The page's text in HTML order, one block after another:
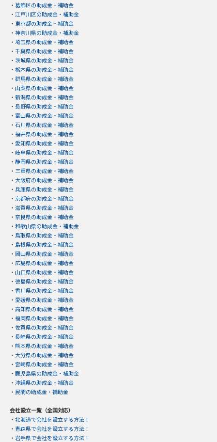
・ 葛飾区の助成金・補助金
・ 江戸川区の助成金・補助金
・ 東京都の助成金・補助金
・ 神奈川県の助成金・補助金
・ 埼玉県の助成金・補助金
・ 千葉県の助成金・補助金
・ 茨城県の助成金・補助金
・ 栃木県の助成金・補助金
・ 群馬県の助成金・補助金
・ 山梨県の助成金・補助金
・ 新潟県の助成金・補助金
・ 長野県の助成金・補助金
・ 富山県の助成金・補助金
・ 石川県の助成金・補助金
・ 福井県の助成金・補助金
・ 愛知県の助成金・補助金
・ 岐阜県の助成金・補助金
・ 静岡県の助成金・補助金
・ 三重県の助成金・補助金
・ 大阪府の助成金・補助金
・ 兵庫県の助成金・補助金
・ 京都府の助成金・補助金
・ 滋賀県の助成金・補助金
・ 奈良県の助成金・補助金
・ 和歌山県の助成金・補助金
・ 鳥取県の助成金・補助金
・ 島根県の助成金・補助金
・ 岡山県の助成金・補助金
・ 広島県の助成金・補助金
・ 山口県の助成金・補助金
・ 徳島県の助成金・補助金
・ 香川県の助成金・補助金
・ 愛媛県の助成金・補助金
・ 高知県の助成金・補助金
・ 福岡県の助成金・補助金
・ 佐賀県の助成金・補助金
・ 長崎県の助成金・補助金
・ 熊本県の助成金・補助金
・ 大分県の助成金・補助金
・ 宮崎県の助成金・補助金
・ 鹿児島県の助成金・補助金
・ 沖縄県の助成金・補助金
・ 民間の助成金・補助金
会社設立一覧（全国対応）
・ 北海道で会社を設立する方法！
・ 青森県で会社を設立する方法！
・ 岩手県で会社を設立する方法！